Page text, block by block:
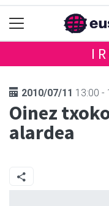
2010/07/11 13:00 -
Oinez
alardea